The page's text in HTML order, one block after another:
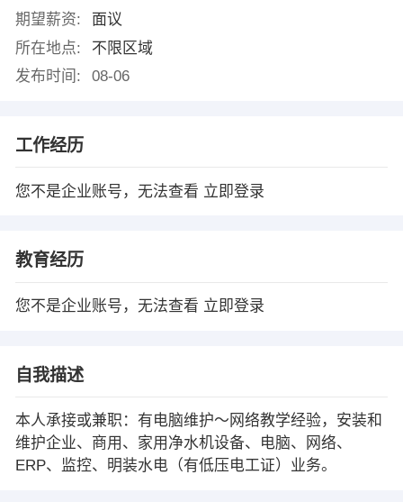
期望薪资:
面议
所在地点:
不限区域
发布时间:
08-06
工作经历
您不是企业账号，无法查看 立即登录
教育经历
您不是企业账号，无法查看 立即登录
自我描述
本人承接或兼职：有电脑维护～网络教学经验，安装和
维护企业、商用、家用净水机设备、电脑、网络、
ERP、监控、明装水电（有低压电工证）业务。